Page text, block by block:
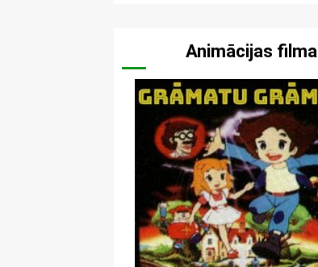
Animācijas filma